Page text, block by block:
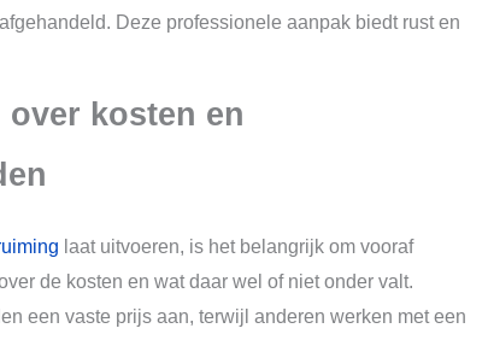
Deze professionele aanpak biedt rust en
kosten en
laat uitvoeren, is het belangrijk om vooraf
de kosten en wat daar wel of niet onder valt.
een vaste prijs aan, terwijl anderen werken met een